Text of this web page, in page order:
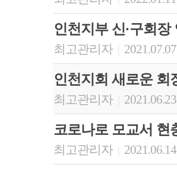
인천지부 신·구회
최고관리자
인천지회 새로운 회
최고관리자
코로나로 모교서 현
최고관리자